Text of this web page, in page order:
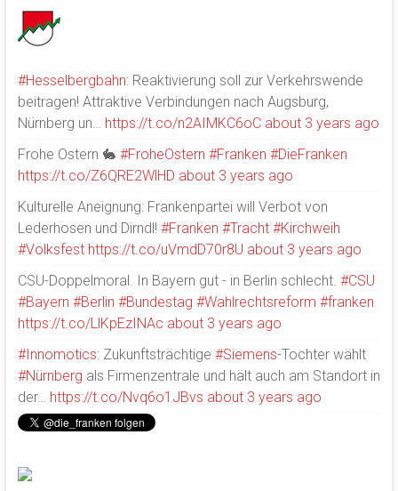
#Hesselbergbahn: Reaktivierung soll zur Verkehrswende
beitragen! Attraktive Verbindungen nach Augsburg,
Nürnberg un… https://t.co/n2AIMKC6oC about 3 years ago
Frohe Ostern 🐇 #FroheOstern #Franken #DieFranken
https://t.co/Z6QRE2WlHD about 3 years ago
Kulturelle Aneignung: Frankenpartei will Verbot von
Lederhosen und Dirndl! #Franken #Tracht #Kirchweih
#Volksfest https://t.co/uVmdD70r8U about 3 years ago
CSU-Doppelmoral. In Bayern gut - in Berlin schlecht. #CSU
#Bayern #Berlin #Bundestag #Wahlrechtsreform #franken
https://t.co/LlKpEzINAc about 3 years ago
#Innomotics: Zukunftsträchtige #Siemens-Tochter wählt
#Nürnberg als Firmenzentrale und hält auch am Standort in
der… https://t.co/Nvq6o1JBvs about 3 years ago